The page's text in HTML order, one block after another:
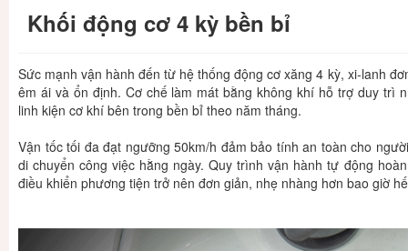
Khối động cơ 4 kỳ bền bỉ
Sức mạnh vận hành đến từ hệ thống động cơ xăng 4 kỳ, xi-lanh
êm ái và ổn định. Cơ chế làm mát bằng không khí hỗ trợ duy trì
linh kiện cơ khí bên trong bền bỉ theo năm tháng.
Vận tốc tối đa đạt ngưỡng 50km/h đảm bảo tính an toàn cho
di chuyển công việc hằng ngày. Quy trình vận hành tự động
điều khiển phương tiện trở nên đơn giản, nhẹ nhàng hơn bao giờ